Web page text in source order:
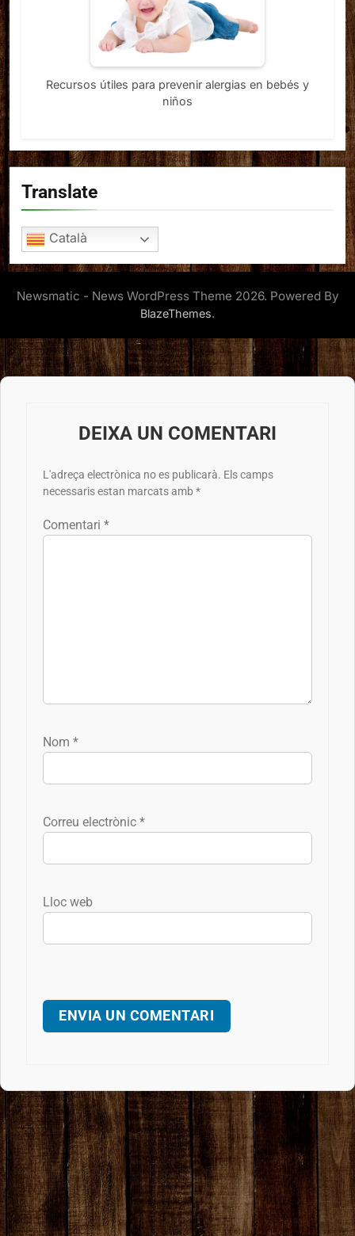
Recursos útiles para prevenir alergias en bebés y
niños
Translate
Català
Newsmatic - News WordPress Theme 2026. Powered By
BlazeThemes.
DEIXA UN COMENTARI
L'adreça electrònica no es publicarà. Els camps
necessaris estan marcats amb *
Comentari *
Nom *
Correu electrònic *
Lloc web